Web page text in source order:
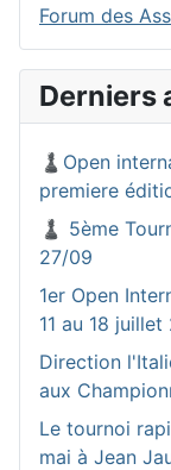
Forum des
Derniers
♟️Open
premiere
♟️ 5ème
27/09
1er Open
11 au 18 juillet
Direction
aux
Le tournoi
mai à Jean